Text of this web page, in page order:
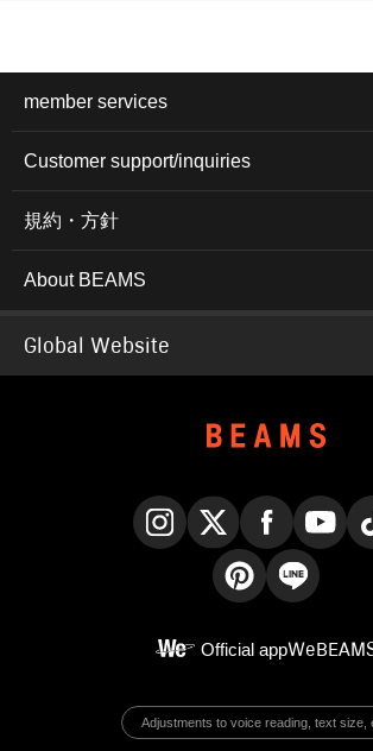
member services
Customer support/inquiries
規約・方針
About BEAMS
Global Website
Official app
Adjustments to voice reading, text size,